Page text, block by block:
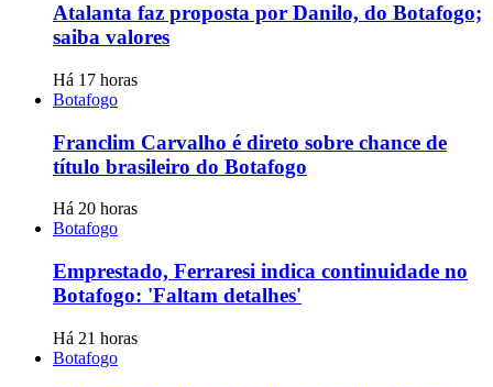
Atalanta faz proposta por Danilo, do Botafogo;
saiba valores
Há 17 horas
Botafogo
Franclim Carvalho é direto sobre chance de
título brasileiro do Botafogo
Há 20 horas
Botafogo
Emprestado, Ferraresi indica continuidade no
Botafogo: 'Faltam detalhes'
Há 21 horas
Botafogo